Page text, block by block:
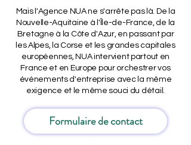
Mais l'Agence NUA ne s'arrête pas là. De la
Nouvelle-Aquitaine à l'Île-de-France, de la
Bretagne à la Côte d'Azur, en passant par
les Alpes, la Corse et les grandes capitales
européennes, NUA intervient partout en
France et en Europe pour orchestrer vos
événements d'entreprise avec la même
exigence et le même souci du détail.
Formulaire de contact